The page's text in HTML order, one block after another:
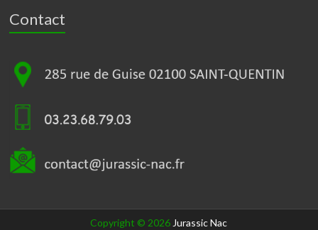
Contact
Copyright © 2026 Jurassic Nac